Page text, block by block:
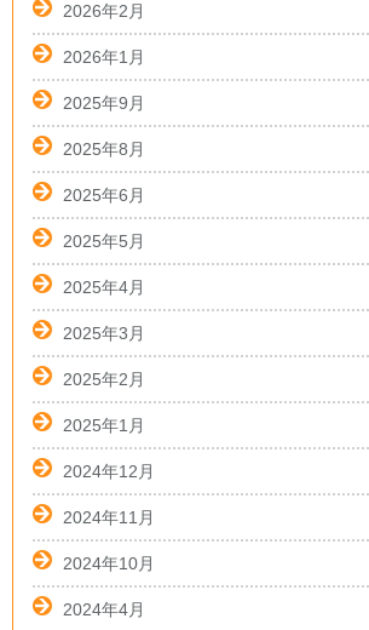
2026年2月
2026年1月
2025年9月
2025年8月
2025年6月
2025年5月
2025年4月
2025年3月
2025年2月
2025年1月
2024年12月
2024年11月
2024年10月
2024年4月